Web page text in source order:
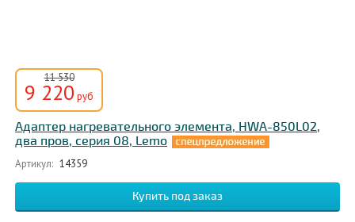
11 530
9 220 руб
Адаптер нагревательного элемента, HWA-850L02,
два пров, серия 08, Lemo
Артикул: 14359